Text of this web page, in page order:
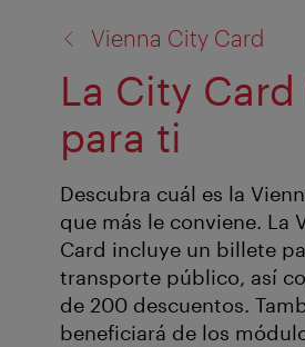
Vienna City Card
La City
para ti
Descubra cuál es la
que más le conviene. La
Card incluye un billete
transporte público, así
de 200 descuentos.
beneficiará de los